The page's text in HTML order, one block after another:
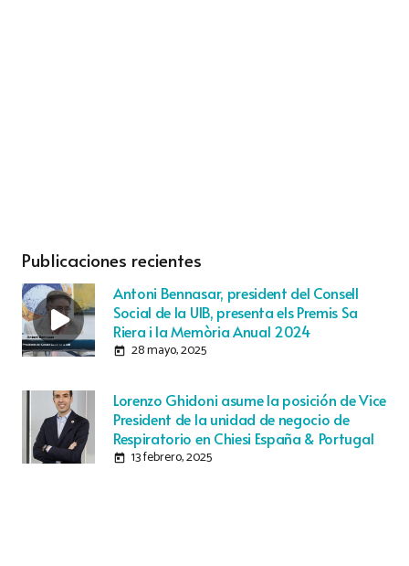
Publicaciones recientes
Antoni Bennasar, president del Consell
Social de la UIB, presenta els Premis Sa
Riera i la Memòria Anual 2024
today 28 mayo, 2025
Lorenzo Ghidoni asume la posición de Vice
President de la unidad de negocio de
Respiratorio en Chiesi España & Portugal
today 13 febrero, 2025